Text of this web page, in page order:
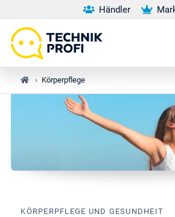
Händler
› Körperpflege
KÖRPERPFLEGE UND GESUNDHEIT